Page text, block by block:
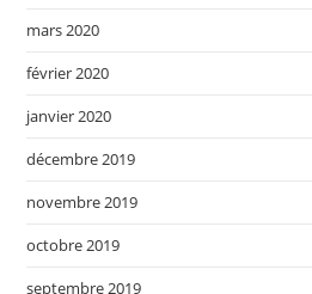
mars 2020
février 2020
janvier 2020
décembre 2019
novembre 2019
octobre 2019
septembre 2019